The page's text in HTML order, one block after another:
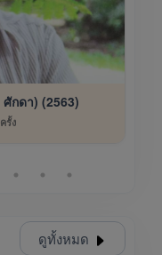
นายพร ธิติพัฒนพงษ์ (ภราดร ศักดา) (2563)
จำนวนเข้าชม: 27 ครั้ง
ดูทั้งหมด